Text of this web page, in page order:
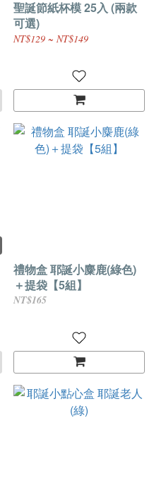
聖誕節紙杯模 25入 (兩款
可選)
NT$129 ~ NT$149
禮物盒 耶誕小麋鹿(綠色)
＋提袋【5組】
NT$165